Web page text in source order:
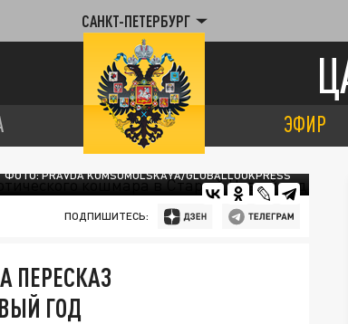
САНКТ-ПЕТЕРБУРГ
ЭФИР
ФОТО: PRAVDA KOMSOMOLSKAYA/GLOBALLOOKPRESS
ПОДПИШИТЕСЬ:
ПЕРЕСКАЗ
ГОД